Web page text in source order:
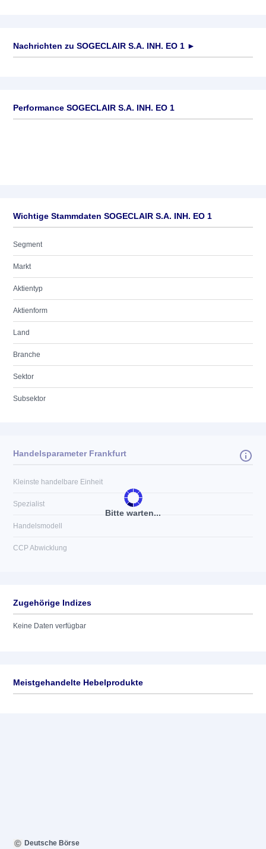
Nachrichten zu SOGECLAIR S.A. INH. EO 1 ►
Performance SOGECLAIR S.A. INH. EO 1
Wichtige Stammdaten SOGECLAIR S.A. INH. EO 1
Segment
Markt
Aktientyp
Aktienform
Land
Branche
Sektor
Subsektor
Bitte warten...
Handelsparameter Frankfurt
Kleinste handelbare Einheit
Spezialist
Handelsmodell
CCP Abwicklung
Zugehörige Indizes
Keine Daten verfügbar
Meistgehandelte Hebelprodukte
Deutsche Börse